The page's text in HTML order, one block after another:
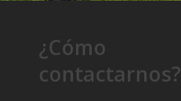
¿Cómo
contactarnos?